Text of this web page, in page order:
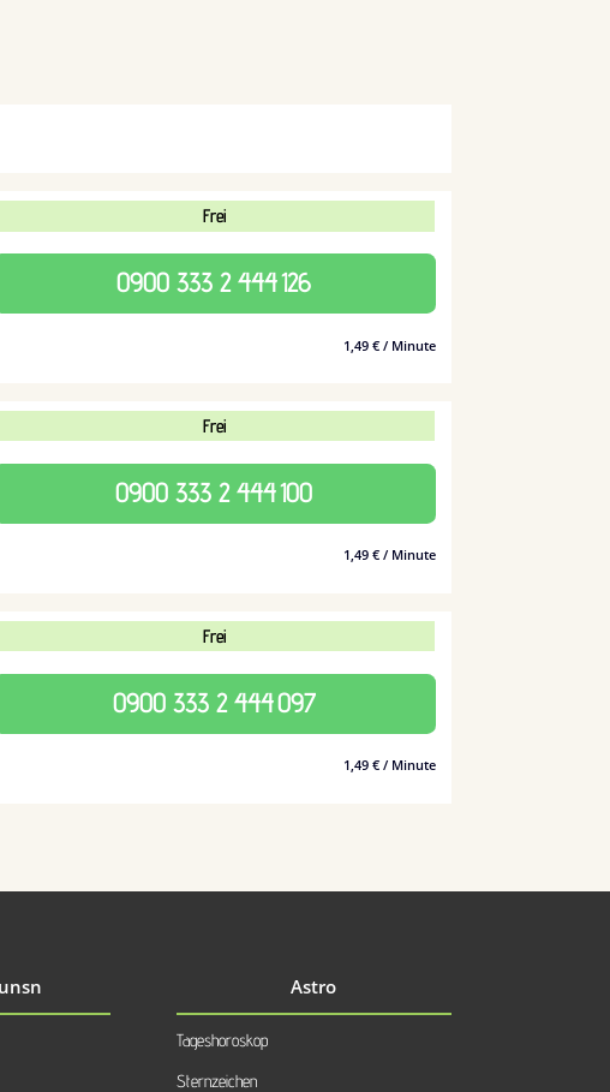
Frei
0900 333 2 444126
1,49 € / Minute
Frei
0900 333 2 444100
1,49 € / Minute
Frei
0900 333 2 444097
1,49 € / Minute
Astro
Tageshoroskop
Sternzeichen